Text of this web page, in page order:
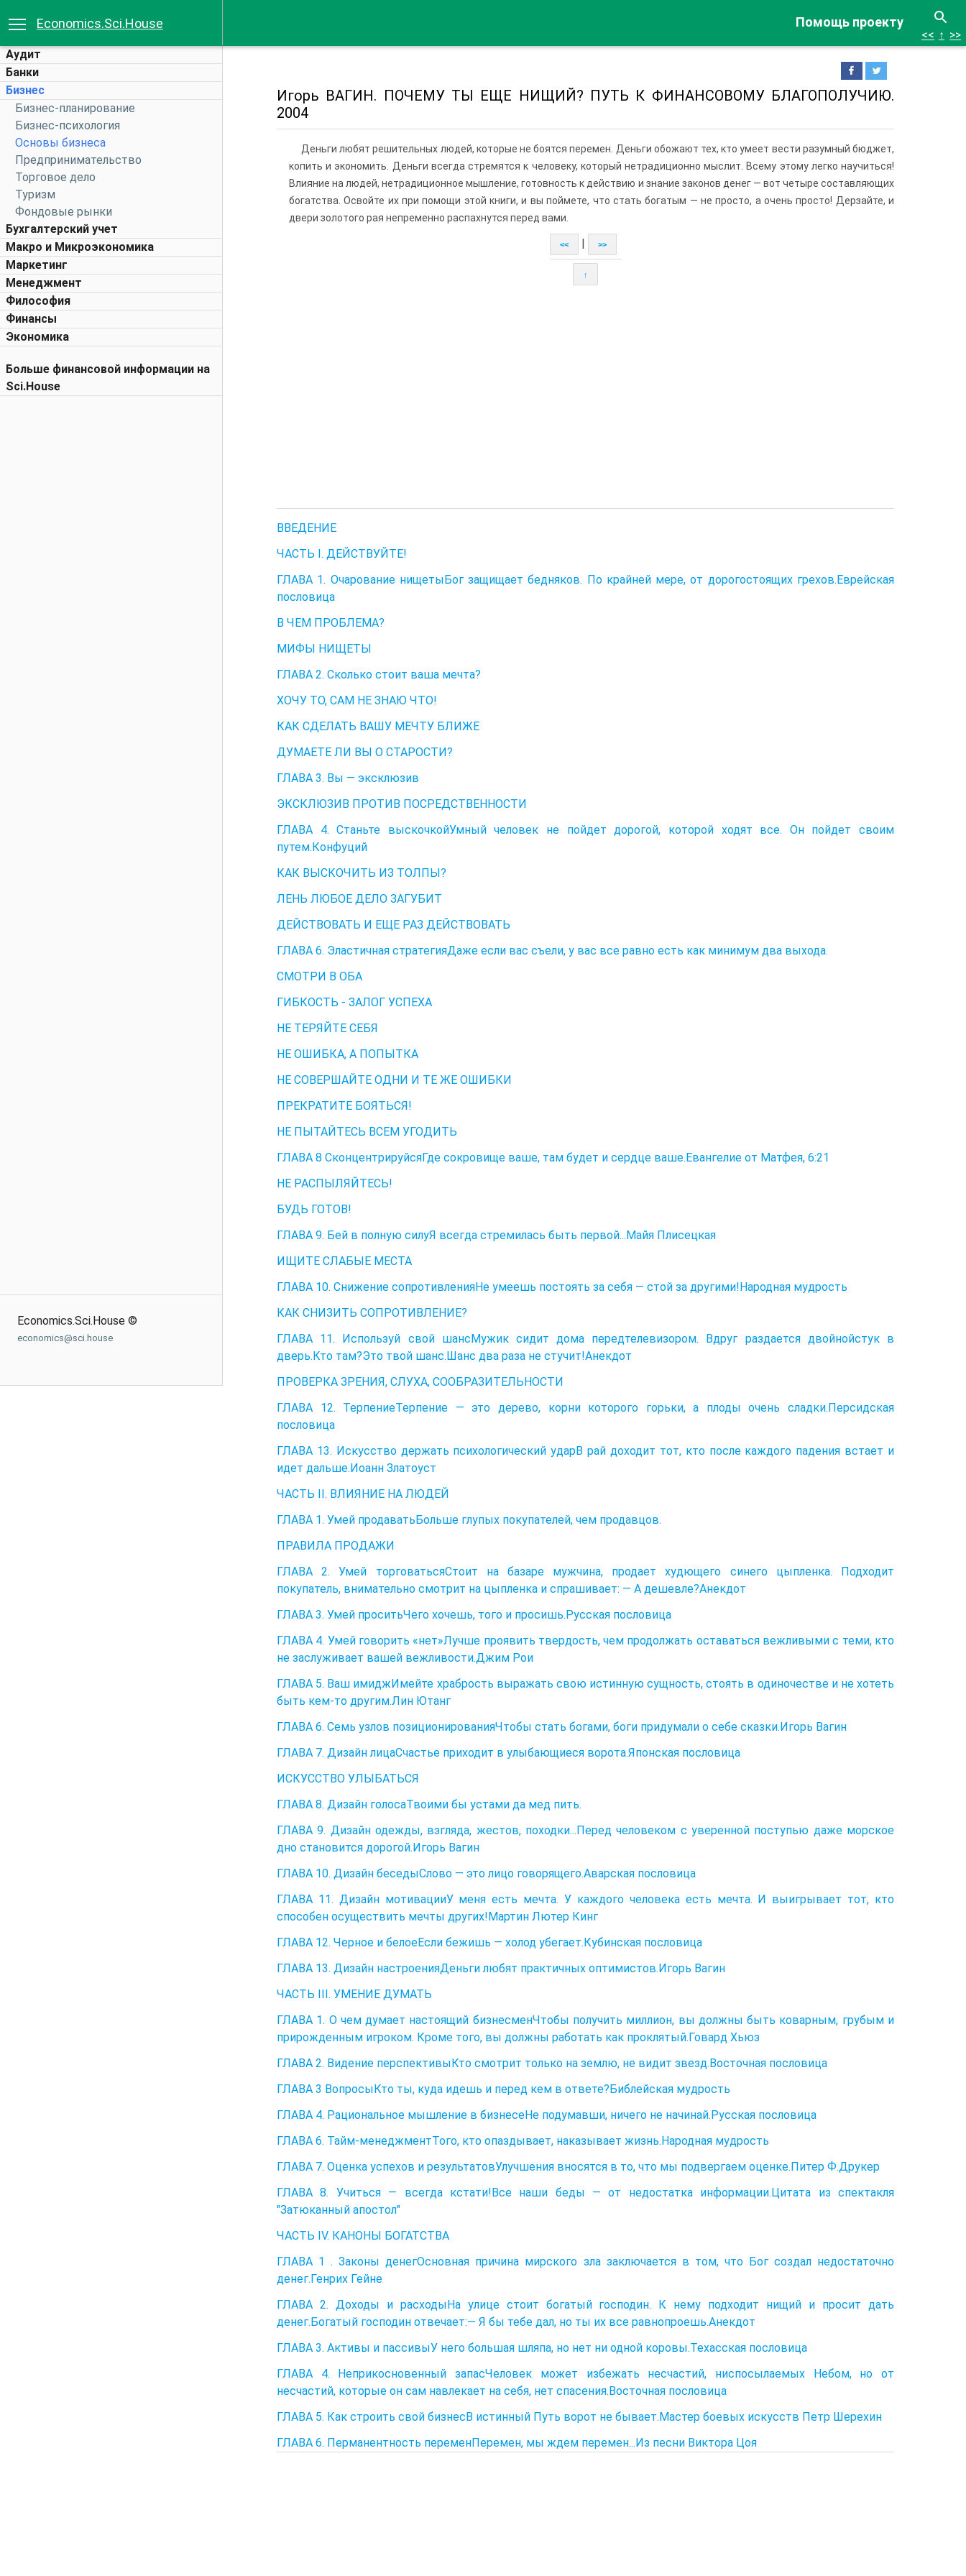
Помощь проекту
Economics.Sci.House
Аудит
Банки
Бизнес
Бизнес-планирование
Бизнес-психология
Основы бизнеса
Предпринимательство
Торговое дело
Туризм
Фондовые рынки
Бухгалтерский учет
Макро и Микроэкономика
Маркетинг
Менеджмент
Философия
Финансы
Экономика
Больше финансовой информации на
Sci.House
Economics.Sci.House ©
economics@sci.house
<< ↑ >>
Игорь ВАГИН. ПОЧЕМУ ТЫ ЕЩЕ НИЩИЙ? ПУТЬ К ФИНАНСОВОМУ БЛАГОПОЛУЧИЮ.
2004
Деньги любят решительных людей, которые не боятся перемен. Деньги обожают тех, кто умеет вести разумный бюджет,
копить и экономить. Деньги всегда стремятся к человеку, который нетрадиционно мыслит. Всему этому легко научиться!
Влияние на людей, нетрадиционное мышление, готовность к действию и знание законов денег — вот четыре составляющих
богатства. Освойте их при помощи этой книги, и вы поймете, что стать богатым — не просто, а очень просто! Дерзайте, и
двери золотого рая непременно распахнутся перед вами.
<< >>
↑
ВВЕДЕНИЕ
ЧАСТЬ I. ДЕЙСТВУЙТЕ!
ГЛАВА 1. Очарование нищетыБог защищает бедняков. По крайней мере, от дорогостоящих грехов.Еврейская
пословица
В ЧЕМ ПРОБЛЕМА?
МИФЫ НИЩЕТЫ
ГЛАВА 2. Сколько стоит ваша мечта?
ХОЧУ ТО, САМ НЕ ЗНАЮ ЧТО!
КАК СДЕЛАТЬ ВАШУ МЕЧТУ БЛИЖЕ
ДУМАЕТЕ ЛИ ВЫ О СТАРОСТИ?
ГЛАВА 3. Вы — эксклюзив
ЭКСКЛЮЗИВ ПРОТИВ ПОСРЕДСТВЕННОСТИ
ГЛАВА 4. Станьте выскочкойУмный человек не пойдет дорогой, которой ходят все. Он пойдет своим
путем.Конфуций
КАК ВЫСКОЧИТЬ ИЗ ТОЛПЫ?
ЛЕНЬ ЛЮБОЕ ДЕЛО ЗАГУБИТ
ДЕЙСТВОВАТЬ И ЕЩЕ РАЗ ДЕЙСТВОВАТЬ
ГЛАВА 6. Эластичная стратегияДаже если вас съели, у вас все равно есть как минимум два выхода.
СМОТРИ В ОБА
ГИБКОСТЬ - ЗАЛОГ УСПЕХА
НЕ ТЕРЯЙТЕ СЕБЯ
НЕ ОШИБКА, А ПОПЫТКА
НЕ СОВЕРШАЙТЕ ОДНИ И ТЕ ЖЕ ОШИБКИ
ПРЕКРАТИТЕ БОЯТЬСЯ!
НЕ ПЫТАЙТЕСЬ ВСЕМ УГОДИТЬ
ГЛАВА 8 СконцентрируйсяГде сокровище ваше, там будет и сердце ваше.Евангелие от Матфея, 6:21
НЕ РАСПЫЛЯЙТЕСЬ!
БУДЬ ГОТОВ!
ГЛАВА 9. Бей в полную силуЯ всегда стремилась быть первой...Майя Плисецкая
ИЩИТЕ СЛАБЫЕ МЕСТА
ГЛАВА 10. Снижение сопротивленияНе умеешь постоять за себя — стой за другими!Народная мудрость
КАК СНИЗИТЬ СОПРОТИВЛЕНИЕ?
ГЛАВА 11. Используй свой шансМужик сидит дома передтелевизором. Вдруг раздается двойнойстук в
дверь.Кто там?Это твой шанс.Шанс два раза не стучит!Анекдот
ПРОВЕРКА ЗРЕНИЯ, СЛУХА, СООБРАЗИТЕЛЬНОСТИ
ГЛАВА 12. ТерпениеТерпение — это дерево, корни которого горьки, а плоды очень сладки.Персидская
пословица
ГЛАВА 13. Искусство держать психологический ударВ рай доходит тот, кто после каждого падения встает и
идет дальше.Иоанн Златоуст
ЧАСТЬ II. ВЛИЯНИЕ НА ЛЮДЕЙ
ГЛАВА 1. Умей продаватьБольше глупых покупателей, чем продавцов.
ПРАВИЛА ПРОДАЖИ
ГЛАВА 2. Умей торговатьсяСтоит на базаре мужчина, продает худющего синего цыпленка. Подходит
покупатель, внимательно смотрит на цыпленка и спрашивает: — А дешевле?Анекдот
ГЛАВА 3. Умей проситьЧего хочешь, того и просишь.Русская пословица
ГЛАВА 4. Умей говорить «нет»Лучше проявить твердость, чем продолжать оставаться вежливыми с теми, кто
не заслуживает вашей вежливости.Джим Рои
ГЛАВА 5. Ваш имиджИмейте храбрость выражать свою истинную сущность, стоять в одиночестве и не хотеть
быть кем-то другим.Лин Ютанг
ГЛАВА 6. Семь узлов позиционированияЧтобы стать богами, боги придумали о себе сказки.Игорь Вагин
ГЛАВА 7. Дизайн лицаСчастье приходит в улыбающиеся ворота.Японская пословица
ИСКУССТВО УЛЫБАТЬСЯ
ГЛАВА 8. Дизайн голосаТвоими бы устами да мед пить.
ГЛАВА 9. Дизайн одежды, взгляда, жестов, походки...Перед человеком с уверенной поступью даже морское
дно становится дорогой.Игорь Вагин
ГЛАВА 10. Дизайн беседыСлово — это лицо говорящего.Аварская пословица
ГЛАВА 11. Дизайн мотивацииУ меня есть мечта. У каждого человека есть мечта. И выигрывает тот, кто
способен осуществить мечты других!Мартин Лютер Кинг
ГЛАВА 12. Черное и белоеЕсли бежишь — холод убегает.Кубинская пословица
ГЛАВА 13. Дизайн настроенияДеньги любят практичных оптимистов.Игорь Вагин
ЧАСТЬ III. УМЕНИЕ ДУМАТЬ
ГЛАВА 1. О чем думает настоящий бизнесменЧтобы получить миллион, вы должны быть коварным, грубым и
прирожденным игроком. Кроме того, вы должны работать как проклятый.Говард Хьюз
ГЛАВА 2. Видение перспективыКто смотрит только на землю, не видит звезд.Восточная пословица
ГЛАВА 3 ВопросыКто ты, куда идешь и перед кем в ответе?Библейская мудрость
ГЛАВА 4. Рациональное мышление в бизнесеНе подумавши, ничего не начинай.Русская пословица
ГЛАВА 6. Тайм-менеджментТого, кто опаздывает, наказывает жизнь.Народная мудрость
ГЛАВА 7. Оценка успехов и результатовУлучшения вносятся в то, что мы подвергаем оценке.Питер Ф.Друкер
ГЛАВА 8. Учиться — всегда кстати!Все наши беды — от недостатка информации.Цитата из спектакля
"Затюканный апостол"
ЧАСТЬ IV. КАНОНЫ БОГАТСТВА
ГЛАВА 1 . Законы денегОсновная причина мирского зла заключается в том, что Бог создал недостаточно
денег.Генрих Гейне
ГЛАВА 2. Доходы и расходыНа улице стоит богатый господин. К нему подходит нищий и просит дать
денег.Богатый господин отвечает:— Я бы тебе дал, но ты их все равнопроешь.Анекдот
ГЛАВА 3. Активы и пассивыУ него большая шляпа, но нет ни одной коровы.Техасская пословица
ГЛАВА 4. Неприкосновенный запасЧеловек может избежать несчастий, ниспосылаемых Небом, но от
несчастий, которые он сам навлекает на себя, нет спасения.Восточная пословица
ГЛАВА 5. Как строить свой бизнесВ истинный Путь ворот не бывает.Мастер боевых искусств Петр Шерехин
ГЛАВА 6. Перманентность переменПеремен, мы ждем перемен...Из песни Виктора Цоя